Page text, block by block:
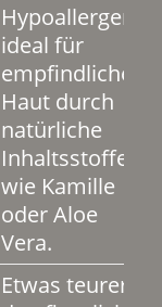
Hypoallergen,
ideal für
empfindliche
Haut durch
natürliche
Inhaltsstoffe
wie Kamille
oder Aloe
Vera.
Etwas teurer,